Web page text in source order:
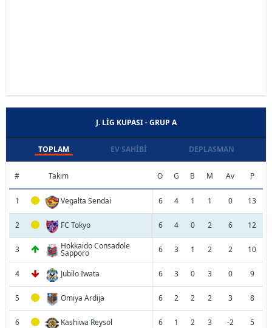
J. LIG KUPASI - GRUP A
TOPLAM EV SAHIBI DEPLASMAN
# Takım O G B M Av P
1 Vegalta Sendai 6 4 1 1 0 13
2 FC Tokyo 6 4 0 2 6 12
3 Hokkaido Consadole
Sapporo 6 3 1 2 2 10
4 Jubilo Iwata 6 3 0 3 0 9
5 Omiya Ardija 6 2 2 2 3 8
6 Kashiwa Reysol 6 1 2 3 -2 5